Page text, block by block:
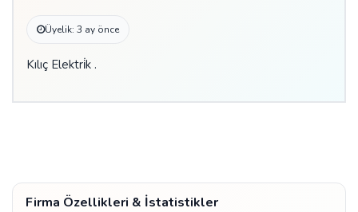
Üyelik: 3 ay önce
Kılıç Elektri̇k .
Firma Özellikleri & İstatistikler